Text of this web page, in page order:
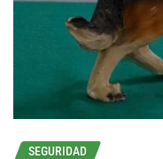
SEGURIDAD